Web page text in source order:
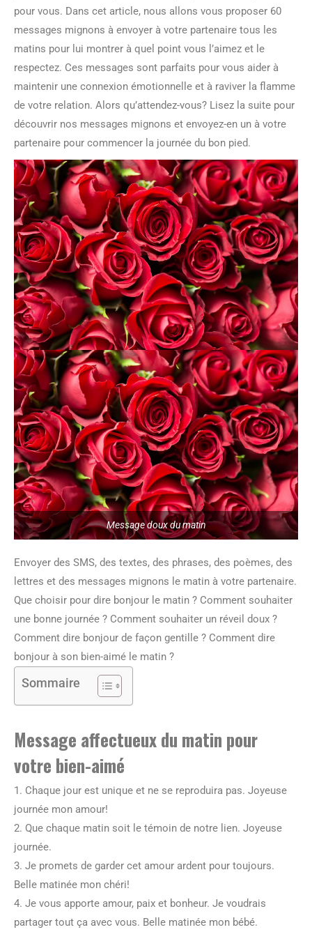
pour vous. Dans cet article, nous allons vous proposer 60
messages mignons à envoyer à votre partenaire tous les
matins pour lui montrer à quel point vous l’aimez et le
respectez. Ces messages sont parfaits pour vous aider à
maintenir une connexion émotionnelle et à raviver la flamme
de votre relation. Alors qu’attendez-vous? Lisez la suite pour
découvrir nos messages mignons et envoyez-en un à votre
partenaire pour commencer la journée du bon pied.
Message doux du matin
Envoyer des SMS, des textes, des phrases, des poèmes, des
lettres et des messages mignons le matin à votre partenaire.
Que choisir pour dire bonjour le matin ? Comment souhaiter
une bonne journée ? Comment souhaiter un réveil doux ?
Comment dire bonjour de façon gentille ? Comment dire
bonjour à son bien-aimé le matin ?
Sommaire
Message affectueux du matin pour
votre bien-aimé
1. Chaque jour est unique et ne se reproduira pas. Joyeuse
journée mon amour!
2. Que chaque matin soit le témoin de notre lien. Joyeuse
journée.
3. Je promets de garder cet amour ardent pour toujours.
Belle matinée mon chéri!
4. Je vous apporte amour, paix et bonheur. Je voudrais
partager tout ça avec vous. Belle matinée mon bébé.